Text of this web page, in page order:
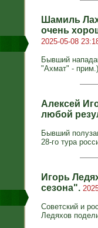
Шамиль
очень
2025-05-08
Бывший
"Ахмат" -
Алексей
любой
Бывший
28-го тура
Игорь
сезона".
Советский и
Ледяхов